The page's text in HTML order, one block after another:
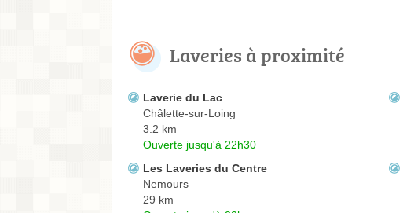
Laveries à proximité
Laverie du Lac
Châlette-sur-Loing
3.2 km
Ouverte jusqu'à 22h30
Les Laveries du Centre
Nemours
29 km